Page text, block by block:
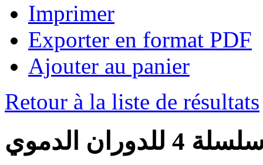
Imprimer
Exporter en format PDF
Ajouter au panier
Retour à la liste de résultats
4 للدوران الدموي